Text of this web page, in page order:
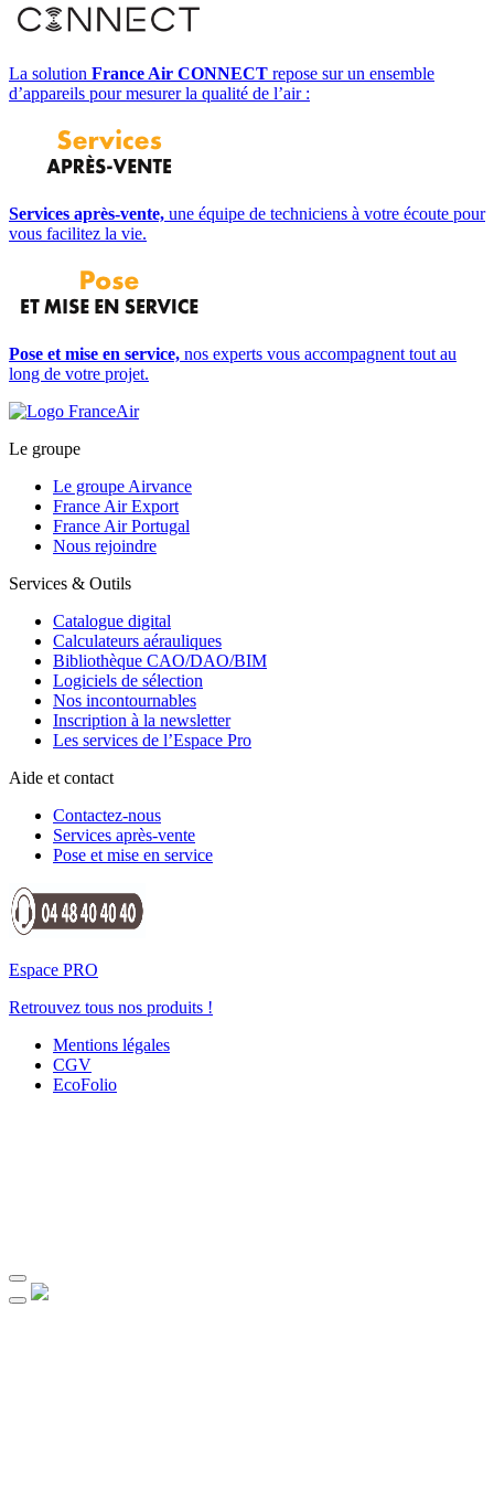
La solution France Air CONNECT repose sur un ensemble
d’appareils pour mesurer la qualité de l’air :
Services après-vente, une équipe de techniciens à votre écoute pour
vous facilitez la vie.
Pose et mise en service, nos experts vous accompagnent tout au
long de votre projet.
Le groupe
Le groupe Airvance
France Air Export
France Air Portugal
Nous rejoindre
Services & Outils
Catalogue digital
Calculateurs aérauliques
Bibliothèque CAO/DAO/BIM
Logiciels de sélection
Nos incontournables
Inscription à la newsletter
Les services de l’Espace Pro
Aide et contact
Contactez-nous
Services après-vente
Pose et mise en service
Espace PRO
Retrouvez tous nos produits !
Mentions légales
CGV
EcoFolio